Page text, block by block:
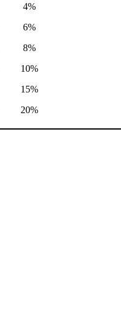
4%
6%
8%
10%
15%
20%